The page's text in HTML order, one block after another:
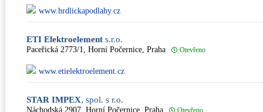
www.hrdlickapodlahy.cz
ETI Elektroelement s.r.o.
Paceřická 2773/1, Horní Počernice, Praha Otevřeno
www.etielektroelement.cz
STAR IMPEX, spol. s r.o.
Náchodská 2907, Horní Počernice, Praha